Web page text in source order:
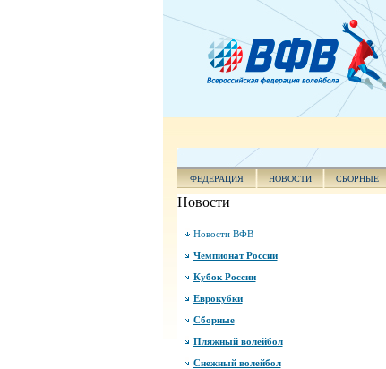
ФЕДЕРАЦИЯ НОВОСТИ СБОРНЫЕ
Новости
Новости ВФВ
Чемпионат России
Кубок России
Еврокубки
Сборные
Пляжный волейбол
Снежный волейбол